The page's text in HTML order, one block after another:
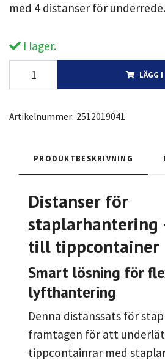
med 4 distanser för underrede.
I lager.
LÄGG
Artikelnummer: 2512019041
PRODUKTBESKRIVNING
Distanser för
till tippcontainer
Smart lösning för
lyfthantering
Denna distanssats för
framtagen för att
tippcontainrar med